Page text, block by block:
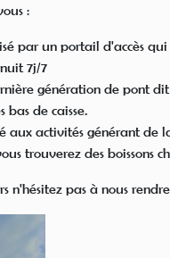
:
par un portail d'accès
7j/7
génération de pont
bas de caisse.
aux activités générant
trouverez des boissons
n'hésitez pas à nous